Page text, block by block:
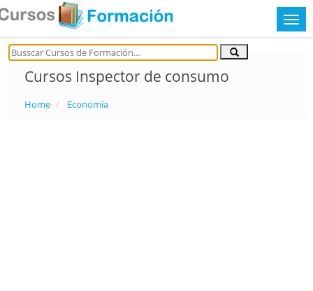
Cursos Inspector de consumo
Home Economía